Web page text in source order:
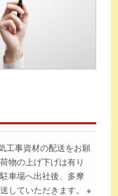
工事資材の配送をお願
物の上げ下げは有り
車場へ出社後、多摩
していただきます。 ※